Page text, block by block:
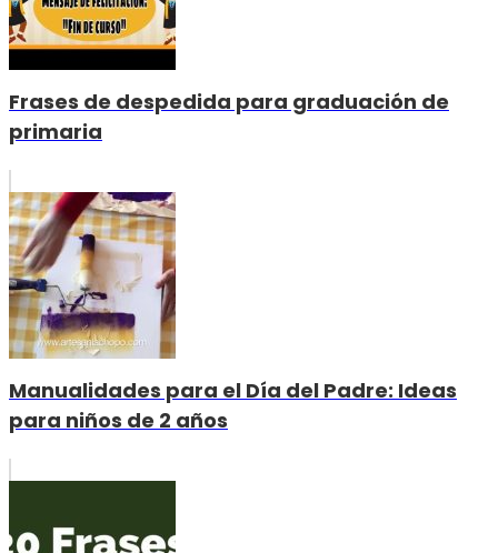
Frases de despedida para graduación de
primaria
Manualidades para el Día del Padre: Ideas
para niños de 2 años